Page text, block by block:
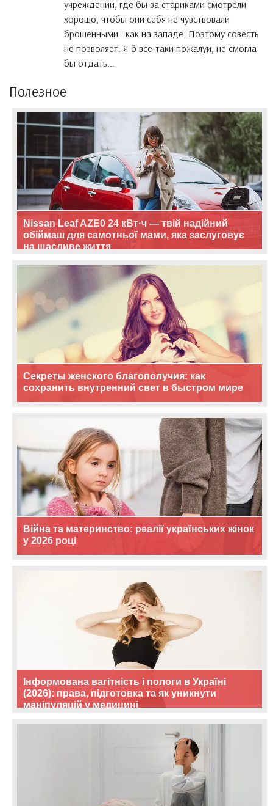
учреждений, где бы за стариками смотрели
хорошо, чтобы они себя не чувствовали
брошенными...как на западе. Поэтому совесть
не позволяет. Я б все-таки пожалуй, не смогла
бы отдать...
Полезное
Nissan Leaf AZE0 24 кВт·ч — твій надійний
обіймаш для самотньої мами, яка заслуговує
на щасливе життя
Секреты женского благополучия: как
сохранить внутренний свет в быстром мире
Війна та материнство: реалії українських жінок
у 2026 році
Інформована вагітність і пологи в Україні
(2026): права, підготовка та як уникнути
маніпуляцій у медицині